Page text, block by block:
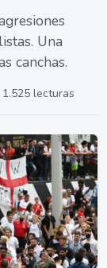
Una
canchas.
1.525 lecturas